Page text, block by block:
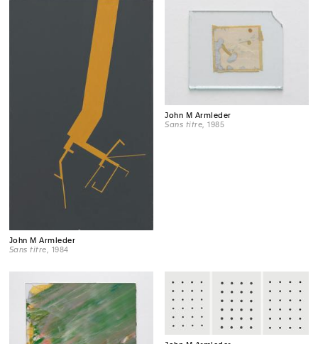
John M Armleder
Sans titre , 1984
John M Armleder
Sans titre , 1985